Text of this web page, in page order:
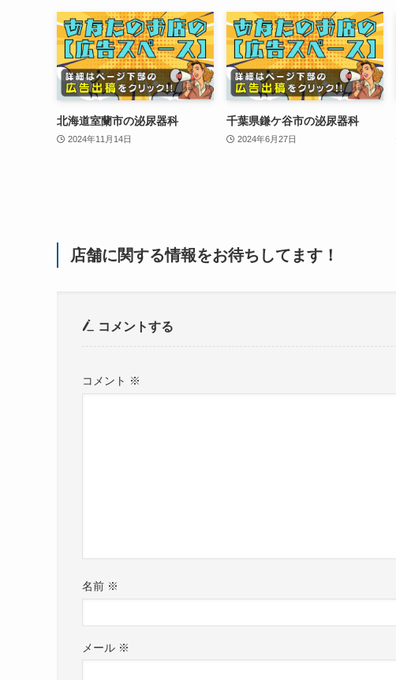
北海道室蘭市の泌尿器科
2024年11月14日
千葉県鎌ケ谷市の泌尿器科
2024年6月27日
店舗に関する情報をお待ちしてます！
コメントする
コメント ※
名前 ※
メール ※